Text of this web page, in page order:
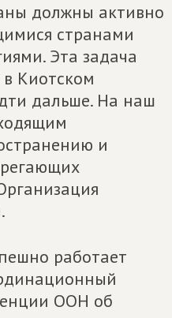
должны активно
странами
Эта задача
Киотском
дальше. На наш
и
работает
ООН об